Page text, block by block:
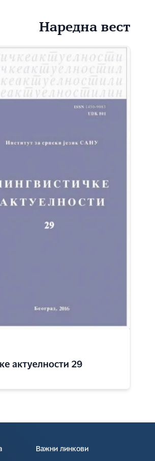
Наредна вест
актуелности 29
Важни линкови